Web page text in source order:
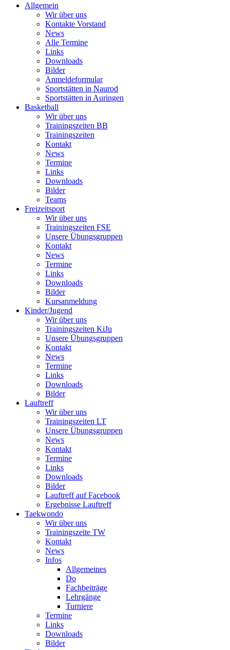
Allgemein
Wir über uns
Kontakte Vorstand
News
Alle Termine
Links
Downloads
Bilder
Anmeldeformular
Sportstätten in Naurod
Sportstätten in Auringen
Basketball
Wir über uns
Trainingszeiten BB
Trainingszeiten
Kontakt
News
Termine
Links
Downloads
Bilder
Teams
Freizeitsport
Wir über uns
Trainingszeiten FSE
Unsere Übungsgruppen
Kontakt
News
Termine
Links
Downloads
Bilder
Kursanmeldung
Kinder/Jugend
Wir über uns
Trainingszeiten KiJu
Unsere Übungsgruppen
Kontakt
News
Termine
Links
Downloads
Bilder
Lauftreff
Wir über uns
Trainingszeiten LT
Unsere Übungsgruppen
News
Kontakt
Termine
Links
Downloads
Bilder
Lauftreff auf Facebook
Ergebnisse Lauftreff
Taekwondo
Wir über uns
Trainingszeite TW
Kontakt
News
Infos
Allgemeines
Do
Fachbeiträge
Lehrgänge
Turniere
Termine
Links
Downloads
Bilder